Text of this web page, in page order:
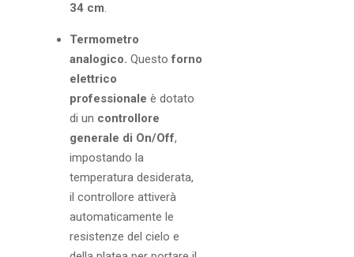
34 cm.
Termometro
analogico. Questoforno
elettrico
professionale è dotato
di un controllore
generale di On/Off,
impostando la
temperatura desiderata,
il controllore attiverà
automaticamente le
resistenze del cielo e